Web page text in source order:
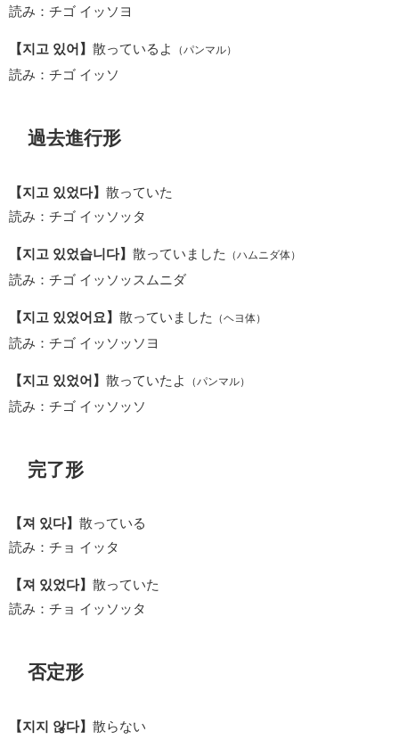
読み：チゴ イッソヨ
【지고 있어】 散っているよ （パンマル）
読み：チゴ イッソ
過去進行形
【지고 있었다】 散っていた
読み：チゴ イッソッタ
【지고 있었습니다】 散っていました （ハムニダ体）
読み：チゴ イッソッスムニダ
【지고 있었어요】 散っていました （ヘヨ体）
読み：チゴ イッソッソヨ
【지고 있었어】 散っていたよ （パンマル）
読み：チゴ イッソッソ
完了形
【져 있다】 散っている
読み：チョ イッタ
【져 있었다】 散っていた
読み：チョ イッソッタ
否定形
【지지 않다】 散らない